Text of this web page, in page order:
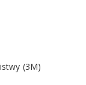
(3M)